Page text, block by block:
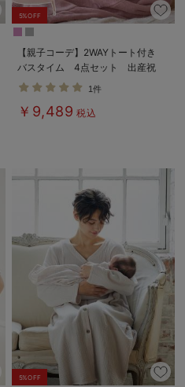
5%OFF
【親子コーデ】2WAYトート付き
バスタイム 4点セット 出産祝
い マタニティ・産後
1件
￥9,489 税込
5%OFF